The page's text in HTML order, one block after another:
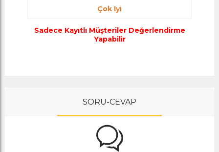
Çok Iyi
Sadece Kayıtlı Müşteriler Değerlendirme
Yapabilir
SORU-CEVAP